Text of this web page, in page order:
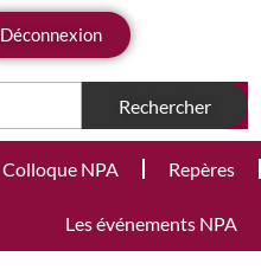
Déconnexion
Colloque NPA Repères
Les événements NPA